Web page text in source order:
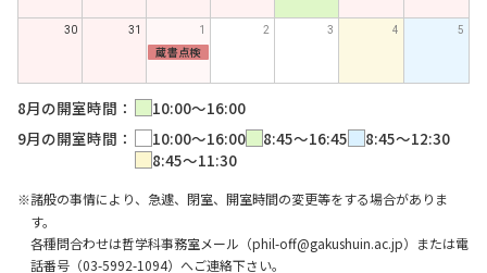
30 31 1 2 3 4 5
蔵書点検
8月の開室時間：
10:00～16:00
9月の開室時間：
10:00～16:00 8:45～16:45
8:45～12:30
8:45～11:30
諸般の事情により、急遽、閉室、開室時間の変更等をする場合がありま
す。
各種問合わせは哲学科事務室メール（phil-off@gakushuin.ac.jp）または電
話番号（03-5992-1094）へご連絡下さい。